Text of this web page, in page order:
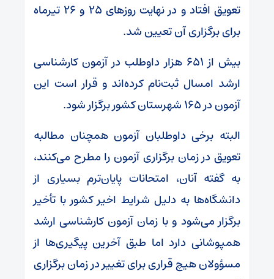
تعویق افتاد و در نهایت روزهای ۲۵ و ۲۶ تیرماه
برای برگزاری آن تعیین شد.
بیش از ۶۵۱ هزار داوطلب در آزمون کارشناسی
ارشد امسال ثبت‌نام کرده‌اند و قرار است این
آزمون در ۱۶۵ شهرستان کشور برگزار شود.
البته برخی داوطلبان آزمون همچنان مطالبه
تعویق در زمان برگزاری آزمون را مطرح می‌کنند،
به گفته آنان، امتحانات پایان‌ترم بسیاری از
دانشگاه‌ها به دلیل شرایط اخیر کشور با تأخیر
برگزار می‌شود و با زمان آزمون کارشناسی ارشد
همپوشانی دارد اما طبق آخرین پیگیری‌ها از
مسؤولان هیچ قراری برای تغییر در زمان برگزاری